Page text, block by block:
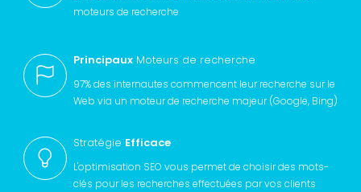
moteurs de recherche
PrincipauxMoteurs de recherche
97% des internautes commencent leur recherche sur le
Web via un moteur de recherche majeur (Google, Bing)
Stratégie Efficace
L'optimisation SEO vous permet de choisir des mots-
clés pour les recherches effectuées par vos clients